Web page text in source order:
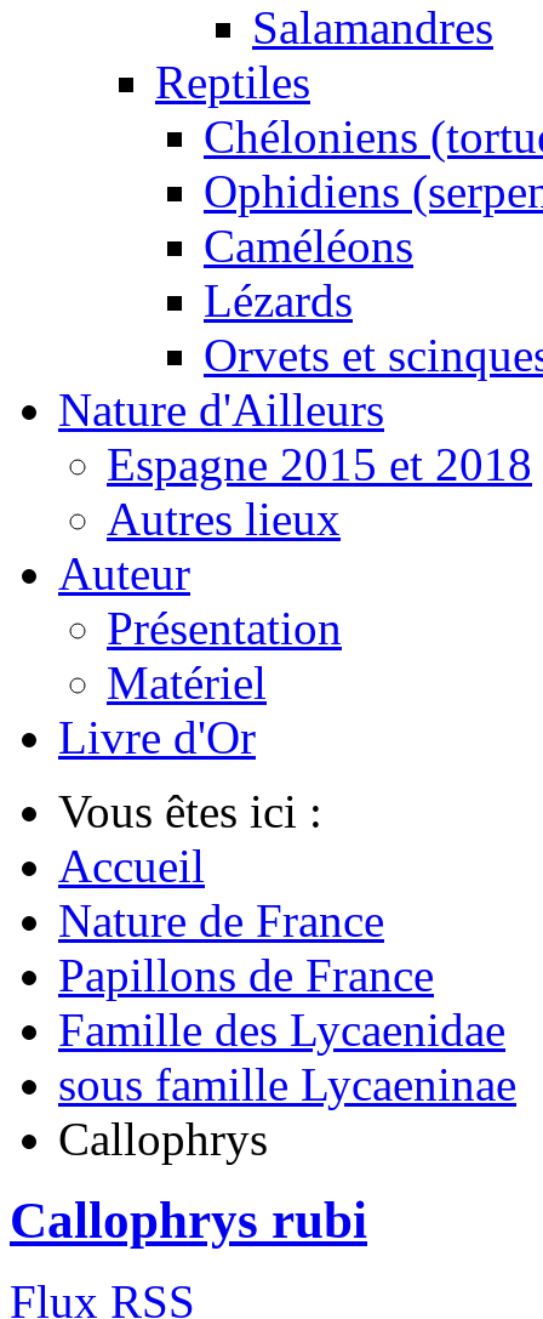
Salamandres
Reptiles
Chéloniens
Ophidiens
Caméléons
Lézards
Orvets et
Nature d'Ailleurs
Espagne 2015 et 2018
Autres lieux
Auteur
Présentation
Matériel
Livre d'Or
Vous êtes ici :
Accueil
Nature de France
Papillons de France
Famille des Lycaenidae
sous famille Lycaeninae
Callophrys
Callophrys rubi
Flux RSS